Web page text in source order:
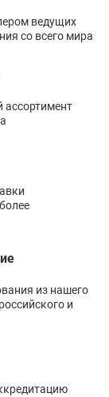
ведущих
со всего мира
ассортимент
из нашего
и